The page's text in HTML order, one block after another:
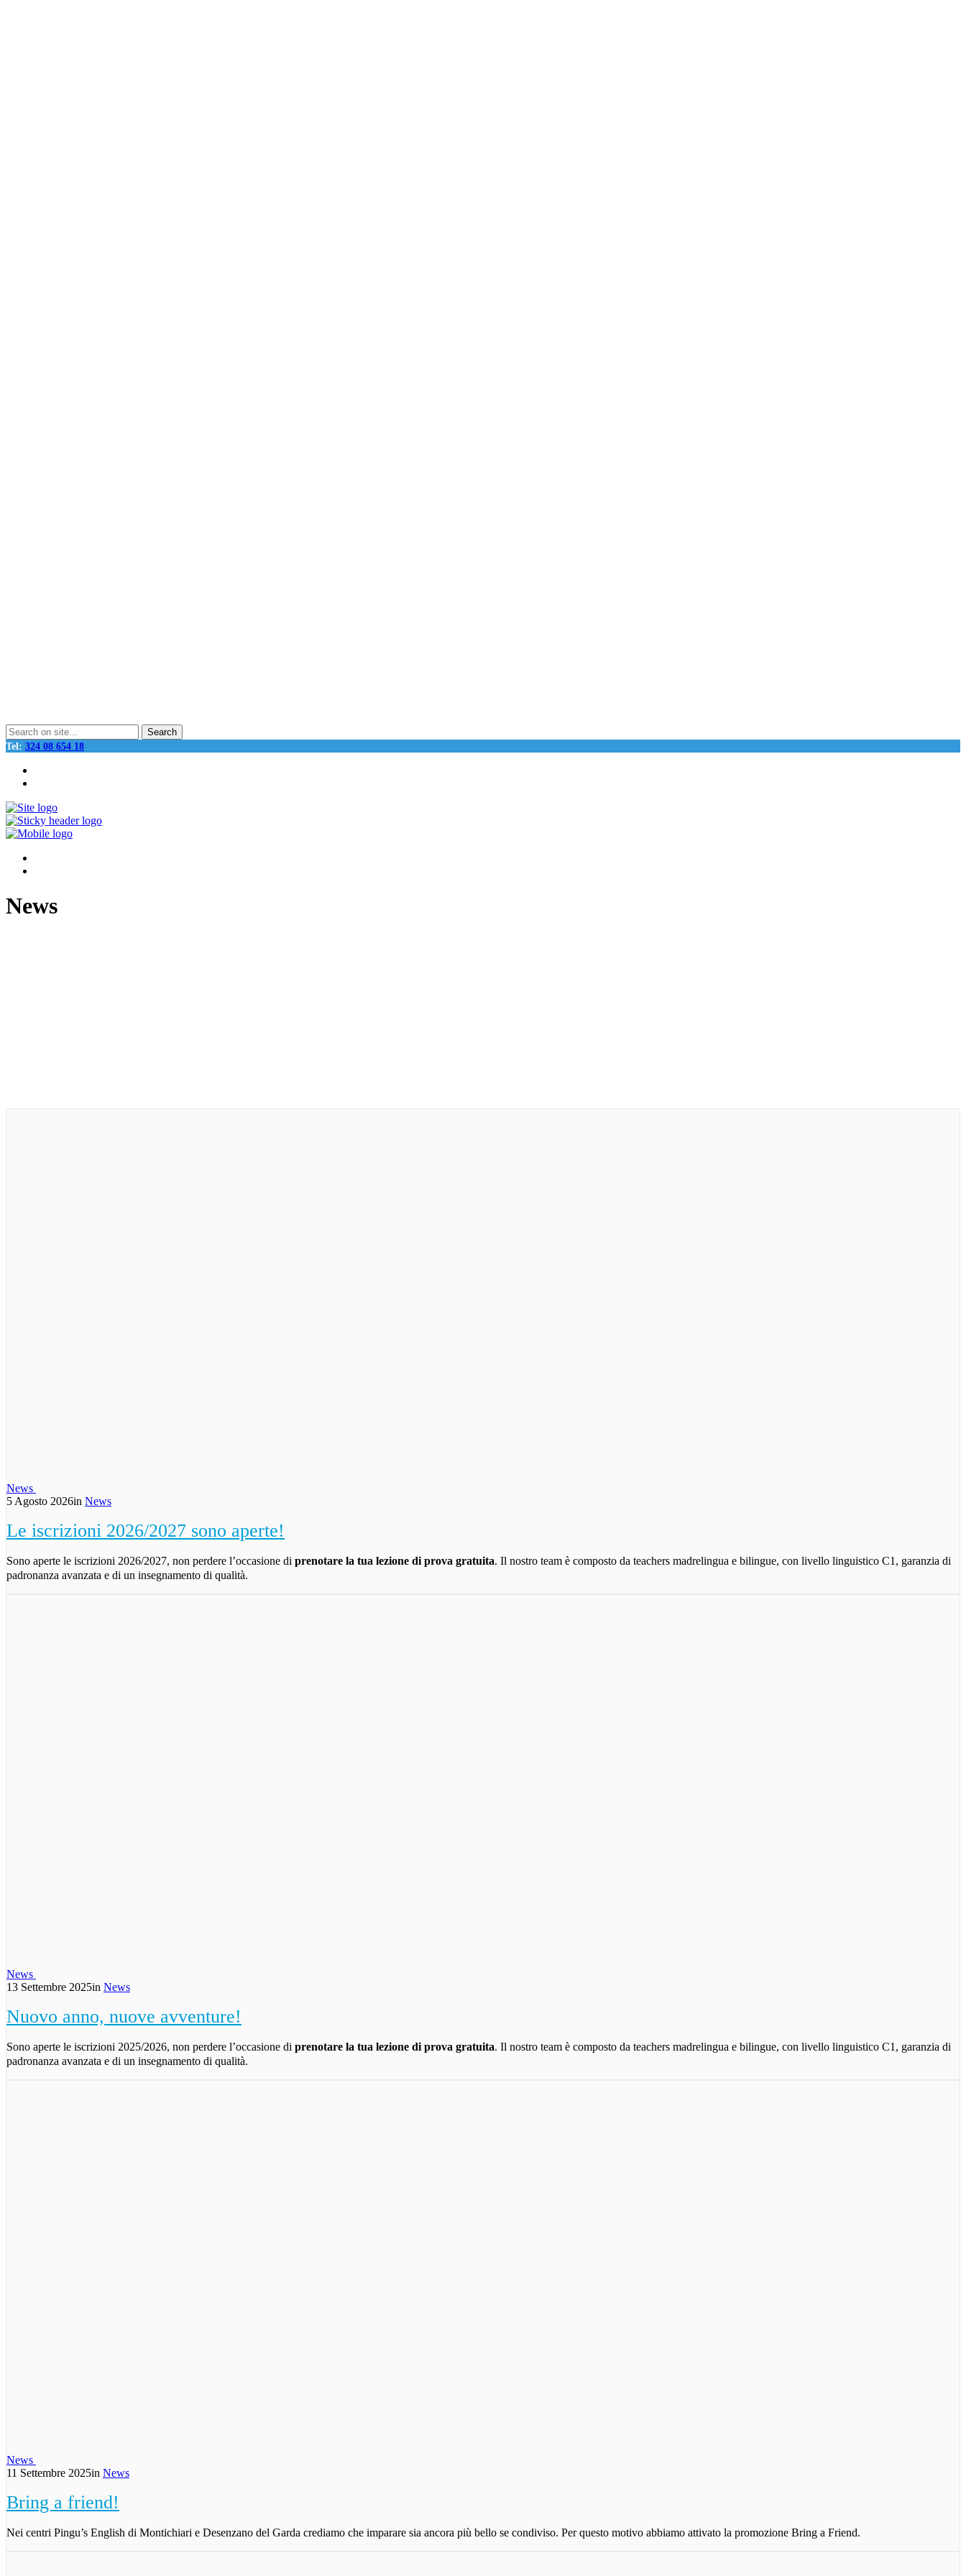
Tel: 324 08 654 18
News
News
5 Agosto 2026in News
Le iscrizioni 2026/2027 sono aperte!
Sono aperte le iscrizioni 2026/2027, non perdere l’occasione di prenotare la tua lezione di prova gratuita. Il nostro team è composto da teachers madrelingua e bilingue, con livello linguistico C1, garanzia di
padronanza avanzata e di un insegnamento di qualità.
News
13 Settembre 2025in News
Nuovo anno, nuove avventure!
Sono aperte le iscrizioni 2025/2026, non perdere l’occasione di prenotare la tua lezione di prova gratuita. Il nostro team è composto da teachers madrelingua e bilingue, con livello linguistico C1, garanzia di
padronanza avanzata e di un insegnamento di qualità.
News
11 Settembre 2025in News
Bring a friend!
Nei centri Pingu’s English di Montichiari e Desenzano del Garda crediamo che imparare sia ancora più bello se condiviso. Per questo motivo abbiamo attivato la promozione Bring a Friend.